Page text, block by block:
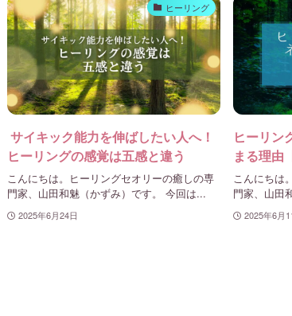
ヒーリング
サイキック能力を伸ばしたい人へ！
ヒーリングの感覚は五感と違う
こんにちは。ヒーリングセオリーの癒しの専
門家、山田和魅（かずみ）です。 今回は...
2025年6月24日
ヒーリン
まる理由
こんにちは
門家、山田
2025年6月